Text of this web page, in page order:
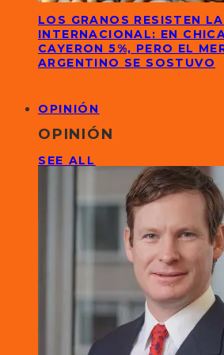
LOS GRANOS RESISTEN
INTERNACIONAL: EN
CAYERON 5%, PERO EL
ARGENTINO SE SOSTUVO
OPINIÓN
OPINIÓN
SEE ALL